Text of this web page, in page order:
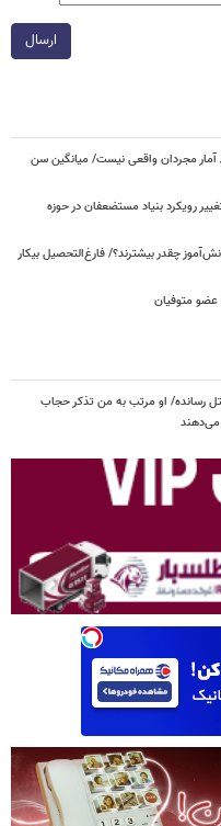
ارسال
آمار مجردان واقعی نیست/ میانگین سن
رویکرد بنیاد مستضعفان در حوزه
چقدر بیشترند؟/ فارغ‌التحصیل بیکار
عضو متوفیان
رسانده/ او مرتب به من تذکر حجاب